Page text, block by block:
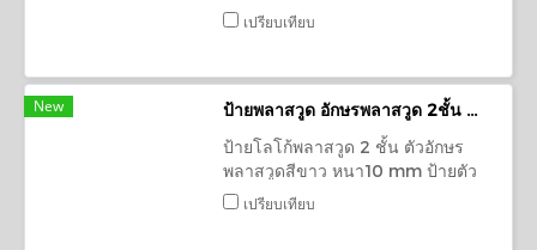
เมนูอาหาร ป้ายเตือน; ป้ายพลาสวูดได
เปรียบเทียบ
New
ป้ายพลาสวูด อักษรพลาสวูด 2ชั้น ทำสีตามแบบ ร้าน ก๋วยเตี๋ยวเรือ รสนิยม
ป้ายโลโก้พลาสวูด 2 ชั้น ตัวอักษร
พลาสวูดสีขาว หนา10 mm ป้ายตัว
อักษรตามสั่ง ป้ายร้านอาหาร ป้ายชื่อ
เปรียบเทียบ